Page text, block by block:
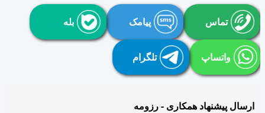
تماس پیامک بله
واتساپ تلگرام
ارسال پیشنهاد همکاری - رزومه